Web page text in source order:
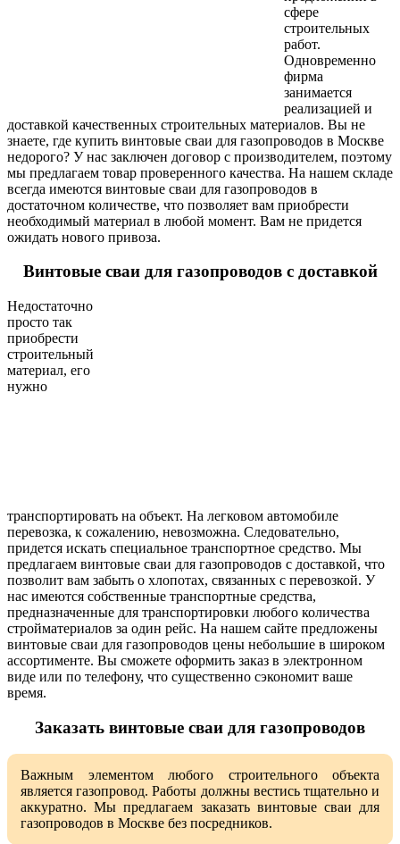
сфере
строительных
работ.
Одновременно
фирма
занимается
реализацией и
доставкой качественных строительных материалов. Вы не
знаете, где купить винтовые сваи для газопроводов в Москве
недорого? У нас заключен договор с производителем, поэтому
мы предлагаем товар проверенного качества. На нашем складе
всегда имеются винтовые сваи для газопроводов в
достаточном количестве, что позволяет вам приобрести
необходимый материал в любой момент. Вам не придется
ожидать нового привоза.
Винтовые сваи для газопроводов с доставкой
Недостаточно
просто так
приобрести
строительный
материал, его
нужно
транспортировать на объект. На легковом автомобиле
перевозка, к сожалению, невозможна. Следовательно,
придется искать специальное транспортное средство. Мы
предлагаем винтовые сваи для газопроводов с доставкой, что
позволит вам забыть о хлопотах, связанных с перевозкой. У
нас имеются собственные транспортные средства,
предназначенные для транспортировки любого количества
стройматериалов за один рейс. На нашем сайте предложены
винтовые сваи для газопроводов цены небольшие в широком
ассортименте. Вы сможете оформить заказ в электронном
виде или по телефону, что существенно сэкономит ваше
время.
Заказать винтовые сваи для газопроводов
Важным элементом любого строительного объекта
является газопровод. Работы должны вестись тщательно и
аккуратно. Мы предлагаем заказать винтовые сваи для
газопроводов в Москве без посредников.